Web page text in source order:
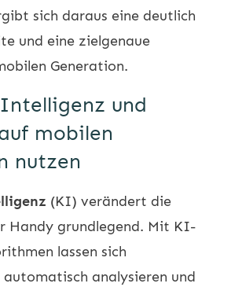
sich daraus eine deutlich
und eine zielgenaue
Generation.
und
mobilen
nutzen
(KI) verändert die
Handy grundlegend. Mit KI-
lassen sich
analysieren und